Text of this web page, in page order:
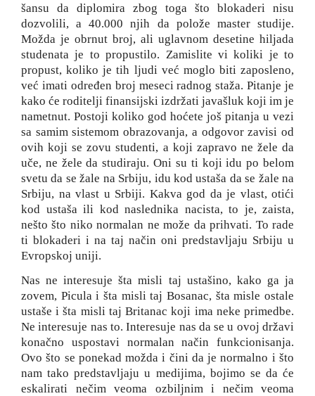
šansu da diplomira zbog toga što blokaderi nisu
dozvolili, a 40.000 njih da polože master studije.
Možda je obrnut broj, ali uglavnom desetine hiljada
studenata je to propustilo. Zamislite vi koliki je to
propust, koliko je tih ljudi već moglo biti zaposleno,
već imati određen broj meseci radnog staža. Pitanje je
kako će roditelji finansijski izdržati javašluk koji im je
nametnut. Postoji koliko god hoćete još pitanja u vezi
sa samim sistemom obrazovanja, a odgovor zavisi od
ovih koji se zovu studenti, a koji zapravo ne žele da
uče, ne žele da studiraju. Oni su ti koji idu po belom
svetu da se žale na Srbiju, idu kod ustaša da se žale na
Srbiju, na vlast u Srbiji. Kakva god da je vlast, otići
kod ustaša ili kod naslednika nacista, to je, zaista,
nešto što niko normalan ne može da prihvati. To rade
ti blokaderi i na taj način oni predstavljaju Srbiju u
Evropskoj uniji.
Nas ne interesuje šta misli taj ustašino, kako ga ja
zovem, Picula i šta misli taj Bosanac, šta misle ostale
ustaše i šta misli taj Britanac koji ima neke primedbe.
Ne interesuje nas to. Interesuje nas da se u ovoj državi
konačno uspostavi normalan način funkcionisanja.
Ovo što se ponekad možda i čini da je normalno i što
nam tako predstavljaju u medijima, bojimo se da će
eskalirati nečim veoma ozbiljnim i nečim veoma